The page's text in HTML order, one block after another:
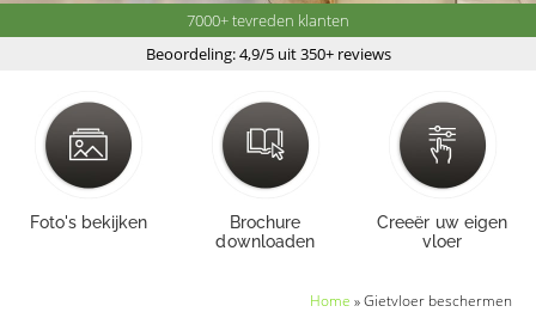
Foto's bekijken
Brochure
downloaden
Creeër uw eigen
vloer
7000+ tevreden klanten
Beoordeling: 4,9/5 uit 350+ reviews
Home »Gietvloer beschermen